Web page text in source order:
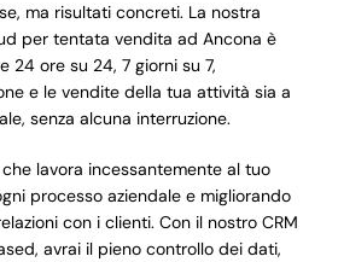
ma risultati concreti. La nostra
per tentata vendita ad Ancona è
24 ore su 24, 7 giorni su 7,
e le vendite della tua attività sia a
senza alcuna interruzione.
lavora incessantemente al tuo
processo aziendale e migliorando
con i clienti. Con il nostro CRM
avrai il pieno controllo dei dati,